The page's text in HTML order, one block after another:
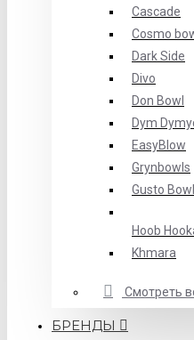
Cascade
Cosmo
Dark Side
Divo
Don Bowl
Dym
EasyBlow
Grynbowls
Gusto
Hoob
Khmara
Смотреть
БРЕНДЫ